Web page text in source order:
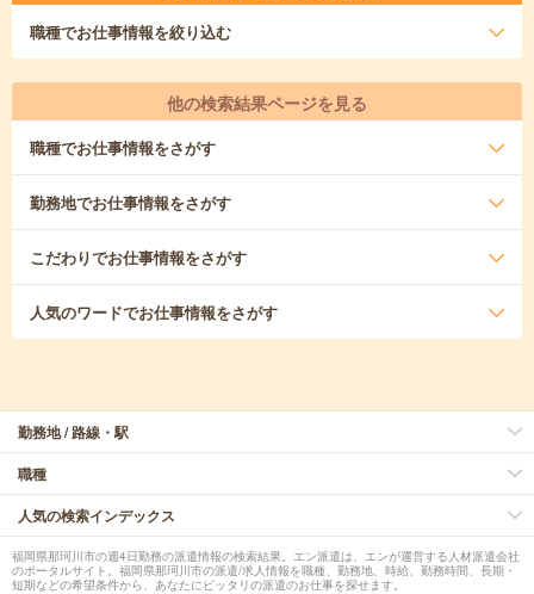
職種でお仕事情報を絞り込む
他の検索結果ページを見る
職種でお仕事情報をさがす
勤務地でお仕事情報をさがす
こだわりでお仕事情報をさがす
人気のワードでお仕事情報をさがす
勤務地 / 路線・駅
職種
人気の検索インデックス
福岡県那珂川市の週4日勤務の派遣情報の検索結果。エン派遣は、エンが運営する人材派遣会社
のポータルサイト。福岡県那珂川市の派遣/求人情報を職種、勤務地、時給、勤務時間、長期・
短期などの希望条件から、あなたにピッタリの派遣のお仕事を探せます。